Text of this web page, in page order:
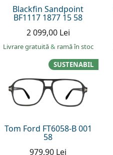
Blackfin Sandpoint
BF1117 1877 15 58
2 099,00 Lei
Livrare gratuită& ramă în stoc
Tom Ford FT6058-B 001
58
SUSTENABIL
979,90 Lei